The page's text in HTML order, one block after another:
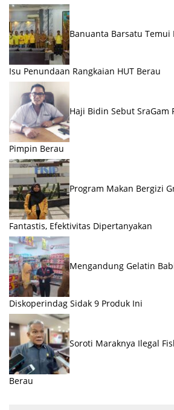
Banuanta Barsatu Temui
Isu Penundaan Rangkaian HUT Berau
Haji Bidin Sebut SraGam
Pimpin Berau
Program Makan Bergizi
Fantastis, Efektivitas Dipertanyakan
Mengandung Gelatin
Diskoperindag Sidak 9 Produk Ini
Soroti Maraknya Ilegal
Berau